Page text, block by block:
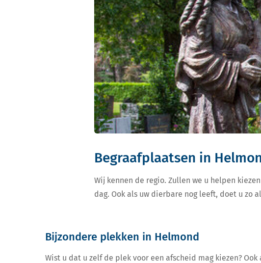
Begraafplaatsen in
Wij kennen de regio. Zullen we u helpen
dag. Ook als uw dierbare nog leeft, doet u
Bijzondere plekken in Helmond
Wist u dat u zelf de plek voor een afscheid mag kiezen?